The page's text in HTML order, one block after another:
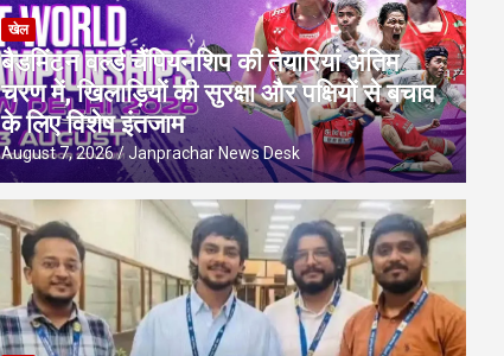
खेल
बैडमिंटन वर्ल्ड चैंपियनशिप की तैयारियां अंतिम
चरण में, खिलाड़ियों की सुरक्षा और पक्षियों से बचाव
के लिए विशेष इंतजाम
August 7, 2026 Janprachar News Desk